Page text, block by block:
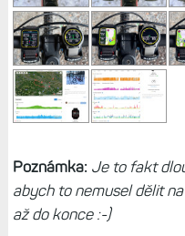
Poznámka: Je to fakt
abych to nemusel dělit
až do konce :-)